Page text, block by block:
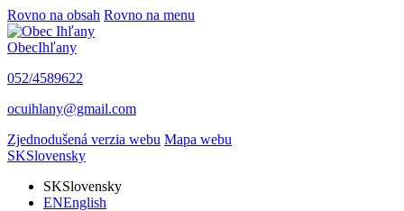
Rovno na obsah Rovno na menu
ObecIhľany
052/4589622
ocuihlany@gmail.com
Zjednodušená verzia webu Mapa webu
SKSlovensky
SKSlovensky
ENEnglish